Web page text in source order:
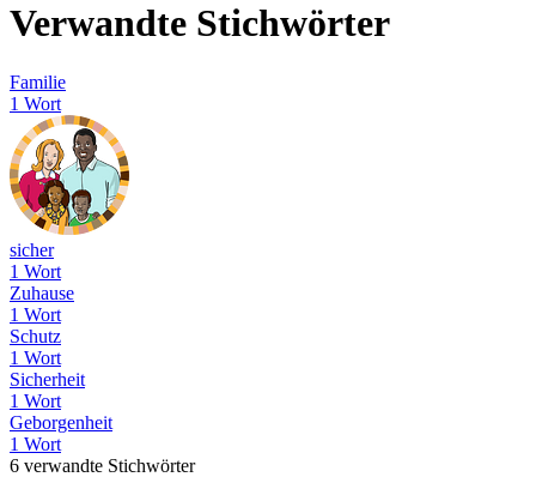
Verwandte Stichwörter
Familie
1 Wort
sicher
1 Wort
Zuhause
1 Wort
Schutz
1 Wort
Sicherheit
1 Wort
Geborgenheit
1 Wort
6 verwandte Stichwörter